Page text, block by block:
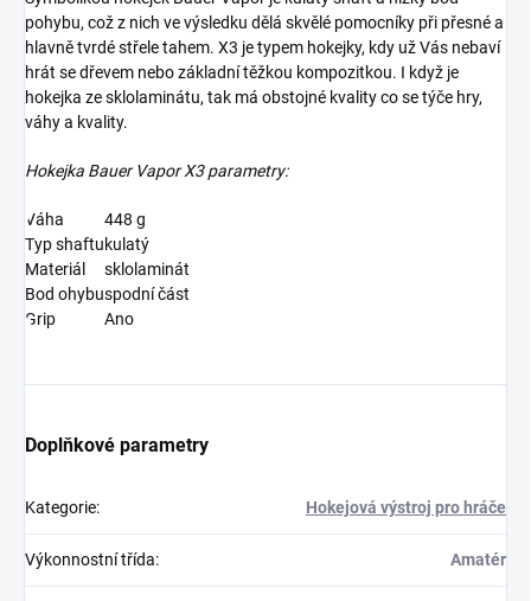
pohybu, což z nich ve výsledku dělá skvělé pomocníky při přesné a
hlavně tvrdé střele tahem. X3 je typem hokejky, kdy už Vás nebaví
hrát se dřevem nebo základní těžkou kompozitkou. I když je
hokejka ze sklolaminátu, tak má obstojné kvality co se týče hry,
váhy a kvality.
Hokejka Bauer Vapor X3 parametry:
Váha
448 g
Typ shaftukulatý
Materiál
sklolaminát
Bod ohybuspodní část
Grip
Ano
Doplňkové parametry
Kategorie: Hokejová výstroj pro hráče
Výkonnostní třída: Amatér